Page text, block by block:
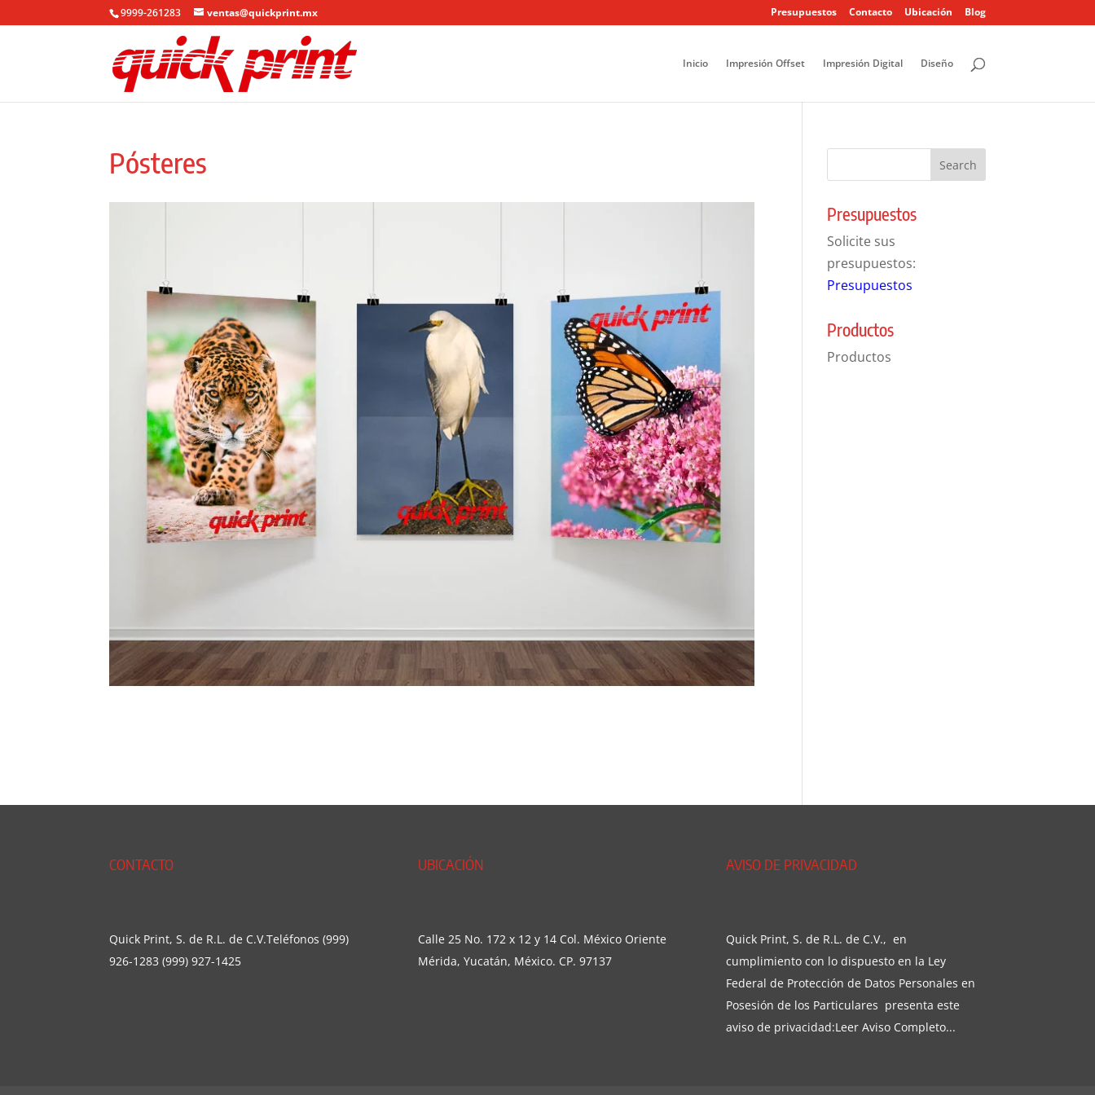
9999-261283 ventas@quickprint.mx Presupuestos Contacto Ubicación Blog
Inicio Impresión Offset Impresión Digital Diseño
Pósteres
Presupuestos
Solicite sus
presupuestos:
Presupuestos
Productos
Productos
CONTACTO
Quick Print, S. de R.L. de C.V.Teléfonos (999)
926-1283 (999) 927-1425
UBICACIÓN
Calle 25 No. 172 x 12 y 14 Col. México Oriente
Mérida, Yucatán, México. CP. 97137
AVISO DE PRIVACIDAD
Quick Print, S. de R.L. de C.V., en
cumplimiento con lo dispuesto en la Ley
Federal de Protección de Datos Personales en
Posesión de los Particulares presenta este
aviso de privacidad:Leer Aviso Completo...